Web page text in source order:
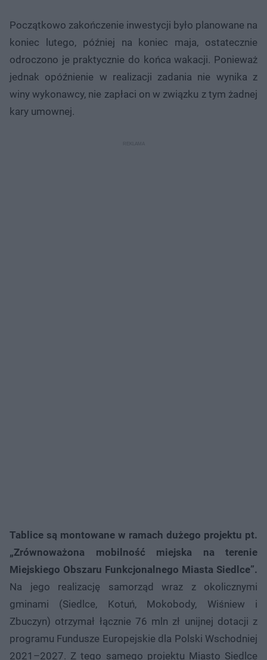
Początkowo zakończenie inwestycji było planowane na
koniec lutego, później na koniec maja, ostatecznie
odroczono je praktycznie do końca wakacji. Ponieważ
jednak opóźnienie w realizacji zadania nie wynika z
winy wykonawcy, nie zapłaci on w związku z tym żadnej
kary umownej.
Tablice są montowane w ramach dużego projektu pt.
„Zrównoważona mobilność miejska na terenie
Miejskiego Obszaru Funkcjonalnego Miasta Siedlce”.
Na jego realizację samorząd wraz z okolicznymi
gminami (Siedlce, Kotuń, Mokobody, Wiśniew i
Zbuczyn) otrzymał łącznie 76 mln zł unijnej dotacji z
programu Fundusze Europejskie dla Polski Wschodniej
2021–2027. Z tego samego projektu Miasto Siedlce